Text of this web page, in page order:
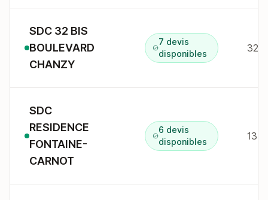
SDC 32 BIS
BOULEVARD
CHANZY
7 devis
disponibles
32B
SDC
RESIDENCE
FONTAINE-
CARNOT
6 devis
disponibles
13